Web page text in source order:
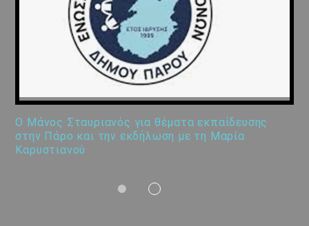
Ο Μάνος Σταυριανός για θέματα εκπαίδευσης
στην Πάρο και την εκδήλωση με τη Μαρία
Καρυστιανού